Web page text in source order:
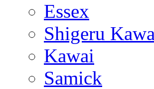
Essex
Shigeru
Kawai
Samick